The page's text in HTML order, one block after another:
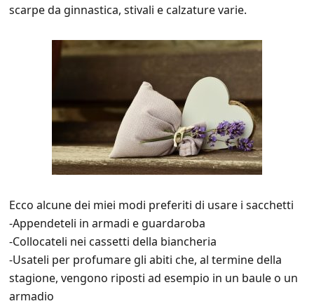
scarpe da ginnastica, stivali e calzature varie.
Ecco alcune dei miei modi preferiti di usare i sacchetti
-Appendeteli in armadi e guardaroba
-Collocateli nei cassetti della biancheria
-Usateli per profumare gli abiti che, al termine della
stagione, vengono riposti ad esempio in un baule o un
armadio